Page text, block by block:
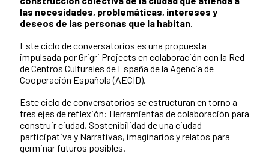
las necesidades, problemáticas, intereses y
deseos de las personas que la habitan.
Este ciclo de conversatorios es una propuesta
impulsada por Grigri Projects en colaboración con la Red
de Centros Culturales de España de la Agencia de
Cooperación Española (AECID).
Este ciclo de conversatorios se estructuran en torno a
tres ejes de reflexión: Herramientas de colaboración para
construir ciudad, Sostenibilidad de una ciudad
participativa y Narrativas, imaginarios y relatos para
germinar futuros posibles.